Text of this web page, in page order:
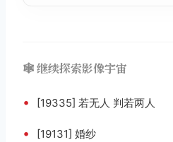
🕸️ 继续探索影像宇宙
• [19335] 若无人 判若两人
• [19131] 婚纱